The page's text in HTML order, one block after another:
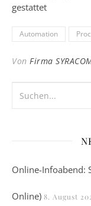
gestattet
Automation
Von Firma
Online-Infoabend:
Online) 8. August